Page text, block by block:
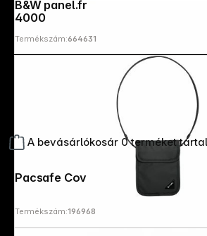
A bevásárlókosár 0 terméket
B&W panel.frame for installation for PP.166 Type
4000
Termékszám:664631
Pacsafe Coversafe
Termékszám:196968